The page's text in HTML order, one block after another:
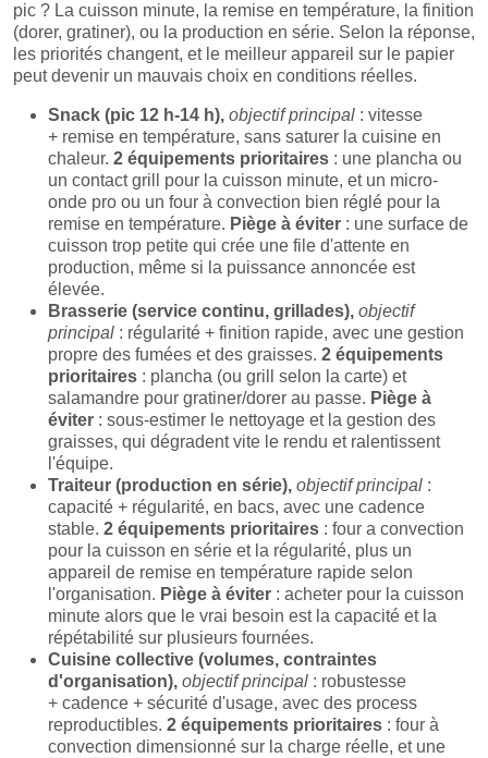
pic ? La cuisson minute, la remise en température, la finition
(dorer, gratiner), ou la production en série. Selon la réponse,
les priorités changent, et le meilleur appareil sur le papier
peut devenir un mauvais choix en conditions réelles.
Snack (pic 12 h-14 h), objectif principal : vitesse
+ remise en température, sans saturer la cuisine en
chaleur. 2 équipements prioritaires : une plancha ou
un contact grill pour la cuisson minute, et un micro-
onde pro ou un four à convection bien réglé pour la
remise en température. Piège à éviter : une surface de
cuisson trop petite qui crée une file d'attente en
production, même si la puissance annoncée est
élevée.
Brasserie (service continu, grillades), objectif
principal : régularité + finition rapide, avec une gestion
propre des fumées et des graisses. 2 équipements
prioritaires : plancha (ou grill selon la carte) et
salamandre pour gratiner/dorer au passe. Piège à
éviter : sous-estimer le nettoyage et la gestion des
graisses, qui dégradent vite le rendu et ralentissent
l'équipe.
Traiteur (production en série), objectif principal :
capacité + régularité, en bacs, avec une cadence
stable. 2 équipements prioritaires : four a convection
pour la cuisson en série et la régularité, plus un
appareil de remise en température rapide selon
l'organisation. Piège à éviter : acheter pour la cuisson
minute alors que le vrai besoin est la capacité et la
répétabilité sur plusieurs fournées.
Cuisine collective (volumes, contraintes
d'organisation), objectif principal : robustesse
+ cadence + sécurité d'usage, avec des process
reproductibles. 2 équipements prioritaires : four à
convection dimensionné sur la charge réelle, et une